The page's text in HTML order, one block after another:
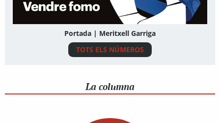
Portada | Meritxell Garriga
TOTS ELS NÚMEROS
La columna